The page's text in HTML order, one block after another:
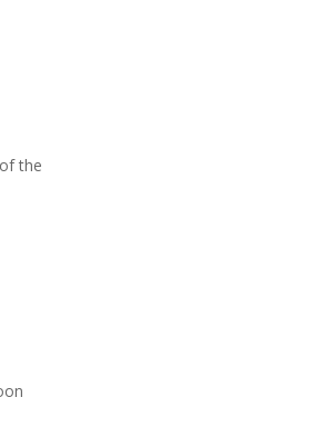
the